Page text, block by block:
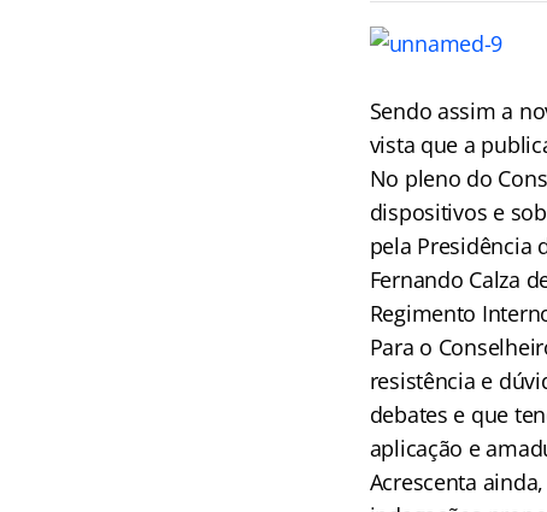
Sendo assim a
vista que a
No pleno do
dispositivos e
pela Presidência
Fernando Calza
Regimento
Para o
resistência e
debates e que
aplicação e
Acrescenta